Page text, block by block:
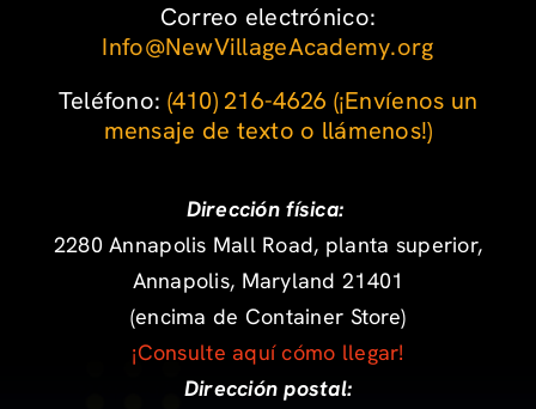
Correo electrónico:
Info@NewVillageAcademy.org
Teléfono: ‪ (410) 216-4626 (¡Envíenos un
mensaje de texto o llámenos!)
Dirección física:
2280 Annapolis Mall Road, planta superior,
Annapolis, Maryland 21401
(encima de Container Store)
¡Consulte aquí cómo llegar!
Dirección postal: